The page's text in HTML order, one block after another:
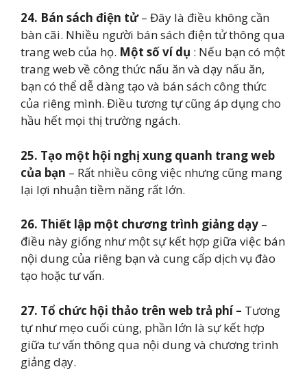
24. Bán sách điện tử– Đây là điều không cần
bàn cãi. Nhiều người bán sách điện tử thông qua
trang web của họ. Một số ví dụ : Nếu bạn có một
trang web về công thức nấu ăn và dạy nấu ăn,
bạn có thể dễ dàng tạo và bán sách công thức
của riêng mình. Điều tương tự cũng áp dụng cho
hầu hết mọi thị trường ngách.
25. Tạo một hội nghị xung quanh trang web
của bạn – Rất nhiều công việc nhưng cũng mang
lại lợi nhuận tiềm năng rất lớn.
26. Thiết lập một chương trình giảng dạy –
điều này giống như một sự kết hợp giữa việc bán
nội dung của riêng bạn và cung cấp dịch vụ đào
tạo hoặc tư vấn.
27. Tổ chức hội thảo trên web trả phí – Tương
tự như mẹo cuối cùng, phần lớn là sự kết hợp
giữa tư vấn thông qua nội dung và chương trình
giảng dạy.